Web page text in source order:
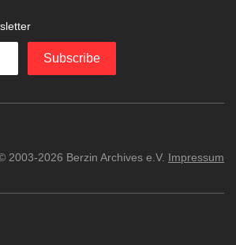
Subscribe
2003-2026 Berzin Archives e.V. Impressum